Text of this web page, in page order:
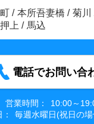
/ 本所吾妻橋 / 菊川
押上 / 馬込
電話でお問い合
営業時間：
10:00～
毎週水曜日(祝日の